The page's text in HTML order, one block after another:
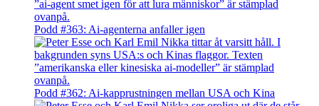
Podd #363: Ai-agenterna anfaller igen
Podd #362: Ai-kapprustningen mellan USA och Kina